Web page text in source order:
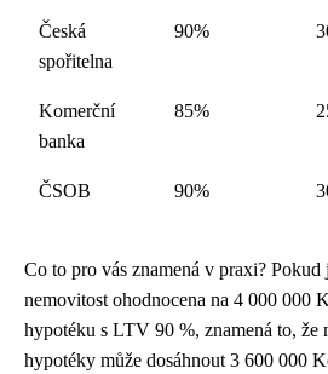
Česká
spořitelna
90%
Komerční
banka
85%
ČSOB 90%
Co to pro vás znamená v praxi? Pokud
nemovitost ohodnocena na 4 000 000
hypotéku s LTV 90 %, znamená to, že
hypotéky může dosáhnout 3 600 000